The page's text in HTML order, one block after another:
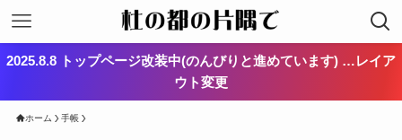
2025.8.8 トップページ改装中(のんびりと進めています) …レイア
ウト変更
ホーム 手帳